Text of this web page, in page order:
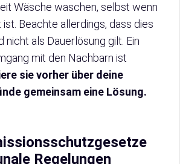
Wäsche waschen, selbst wenn
Beachte allerdings, dass dies
nicht als Dauerlösung gilt. Ein
mit den Nachbarn ist
sie vorher über deine
gemeinsam eine Lösung.
Regelungen